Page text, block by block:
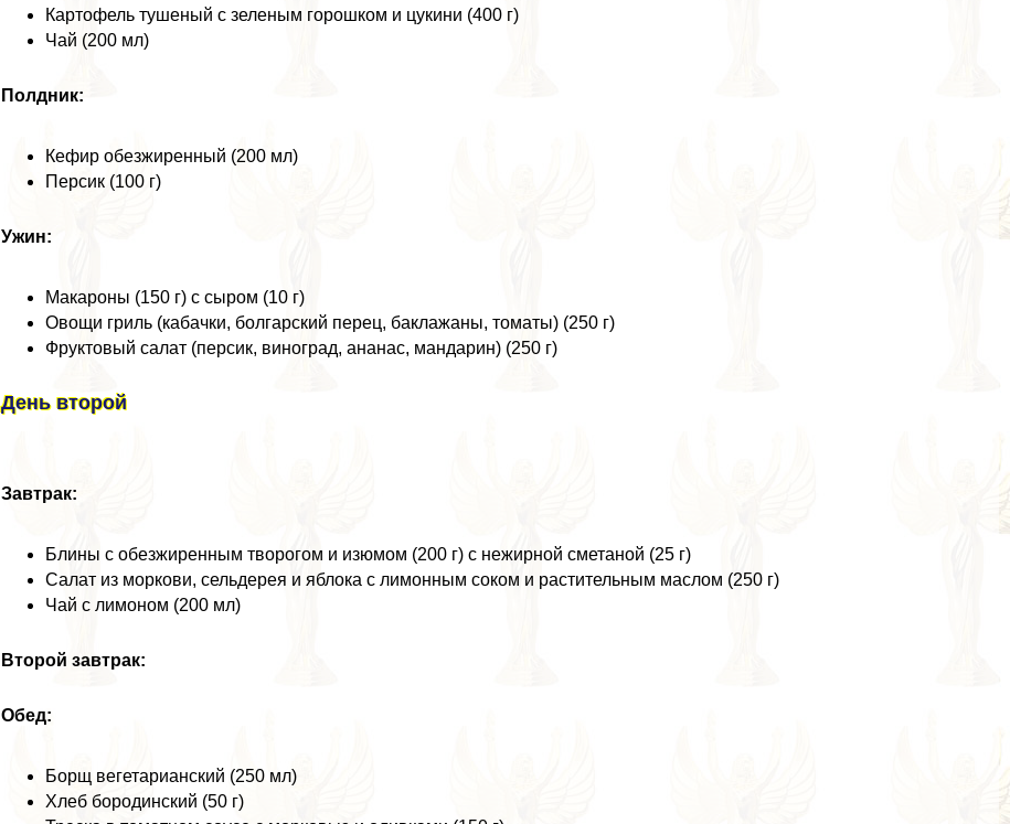
Картофель тушеный с зеленым горошком и цукини (400 г)
Чай (200 мл)
Полдник:
Кефир обезжиренный (200 мл)
Персик (100 г)
Ужин:
Макароны (150 г) с сыром (10 г)
Овощи гриль (кабачки, болгарский перец, баклажаны, томаты) (250 г)
Фруктовый салат (персик, виноград, ананас, мaндарин) (250 г)
День второй
Завтpaк:
Блины с обезжиренным творогом и изюмом (200 г) с нежирной сметаной (25 г)
Салат из моркови, сельдерея и яблока с лимонным соком и растительным маслом (250 г)
Чай с лимоном (200 мл)
Второй завтpaк:
Обед:
Борщ вегетарианский (250 мл)
Хлеб бородинский (50 г)